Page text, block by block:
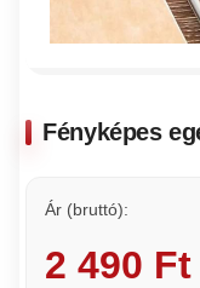
Fényképes
Ár (bruttó):
2 490 Ft